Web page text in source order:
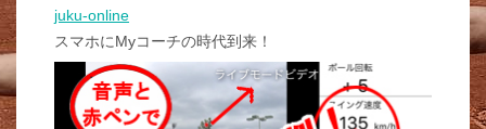
juku-online
スマホにMyコーチの時代到来！